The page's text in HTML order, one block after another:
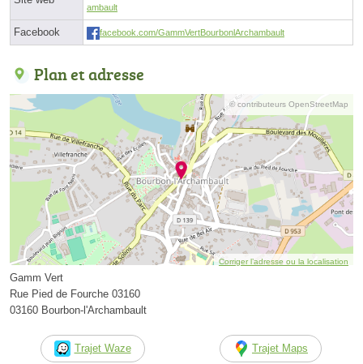
ambault
Facebook facebook.com/GammVertBourbonlArchambault
Plan et adresse
© contributeurs OpenStreetMap
Corriger l’adresse ou la localisation
Gamm Vert
Rue Pied de Fourche 03160
03160 Bourbon-l'Archambault
Trajet Waze Trajet Maps